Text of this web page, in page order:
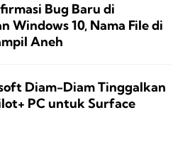
Bug Baru di
Windows 10, Nama File di
Aneh
Diam-Diam Tinggalkan
PC untuk Surface